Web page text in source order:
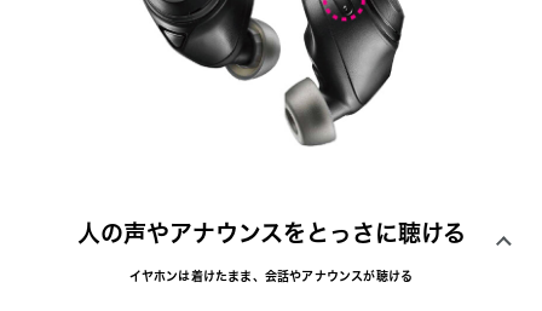
人の声やアナウンスをとっさに聴ける
イヤホンは着けたまま、会話やアナウンスが聴ける